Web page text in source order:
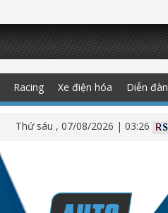
Racing Xe điện hóa Diễn đàn
Thứ sáu , 07/08/2026 | 03:26